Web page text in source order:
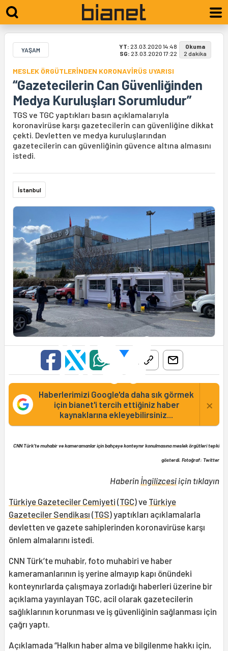
YAŞAM YT: 23.03.2020 14:48
SG: 23.03.2020 17:22
Okuma
2 dakika
MESLEK ÖRGÜTLERİNDEN KORONAVİRÜS UYARISI
“Gazetecilerin Can Güvenliğinden
Medya Kuruluşları Sorumludur”
TGS ve TGC yaptıkları basın açıklamalarıyla
koronavirüse karşı gazetecilerin can güvenliğine dikkat
çekti. Devletten ve medya kuruluşlarından
gazetecilerin can güvenliğinin güvence altına almasını
istedi.
İstanbul
Haberlerimizi Google'da daha sık görmek
için bianet'i tercih ettiğiniz haber
kaynaklarına ekleyebilirsiniz...
×
CNN Türk’te muhabir ve kameramanlar için bahçeye konteynır konulmasına meslek örgütleri tepki
gösterdi. Fotoğraf: Twitter
Haberin İngilizcesiiçin tıklayın
Türkiye Gazeteciler Cemiyeti (TGC) ve Türkiye
Gazeteciler Sendikası (TGS) yaptıkları açıklamalarla
devletten ve gazete sahiplerinden koronavirüse karşı
önlem almalarını istedi.
CNN Türk’te muhabir, foto muhabiri ve haber
kameramanlarının iş yerine almayıp kapı önündeki
konteynırlarda çalışmaya zorladığı haberleri üzerine bir
açıklama yayınlayan TGC, acil olarak gazetecilerin
sağlıklarının korunması ve iş güvenliğinin sağlanması için
çağrı yaptı.
Açıklamada “Halkın haber alma ve bilgilenme hakkı için,